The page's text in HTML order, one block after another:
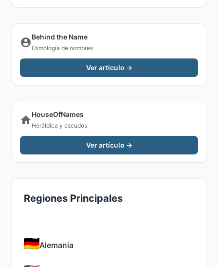
Behind the Name
Etimología de nombres
Ver artículo →
HouseOfNames
Heráldica y escudos
Ver artículo →
Regiones Principales
Alemania